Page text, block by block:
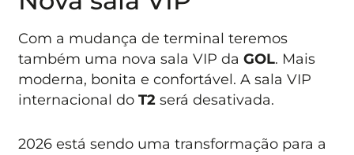
Com a mudança de terminal teremos
também uma nova sala VIP daGOL. Mais
moderna, bonita e confortável. A sala VIP
internacional doT2será desativada.
2026 está sendo uma transformação para a